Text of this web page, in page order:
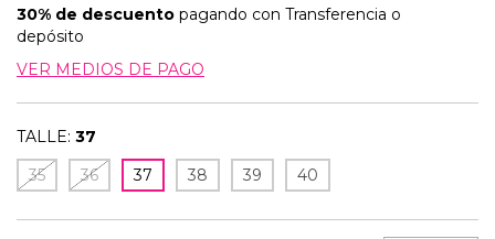
30% de descuento pagando con Transferencia o
depósito
VER MEDIOS DE PAGO
TALLE: 37
35
36 37 38 39 40